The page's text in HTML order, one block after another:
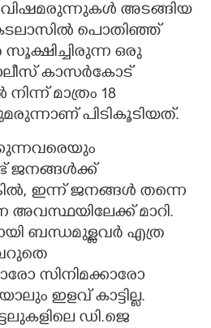
വിഷമരുന്നുകൾ അടങ്ങിയ
പൊതിഞ്ഞ്
ഒരു
കാസർകോട്‌
മാത്രം 18
പിടികൂടിയത്.
ജനങ്ങൾക്ക്
ഇന്ന് ജനങ്ങൾ തന്നെ
അവസ്ഥയിലേക്ക് മാറി.
ബന്ധമുള്ളവർ എത്ര
സിനിമക്കാരോ
ഇളവ് കാട്ടില്ല.
ഡി.ജെ